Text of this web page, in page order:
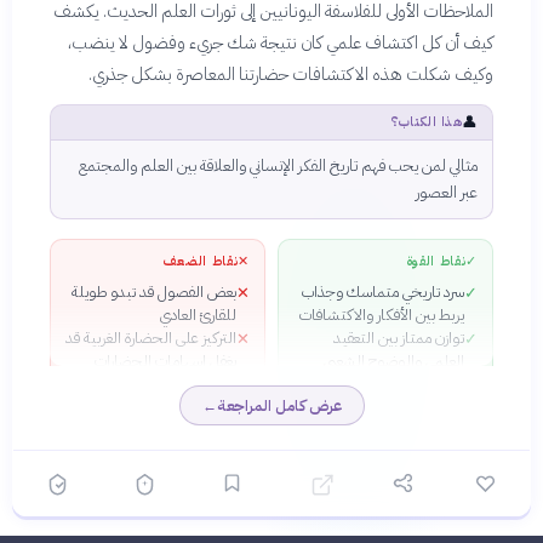
الملاحظات الأولى للفلاسفة اليونانيين إلى ثورات العلم الحديث. يكشف
كيف أن كل اكتشاف علمي كان نتيجة شك جريء وفضول لا ينضب،
وكيف شكلت هذه الاكتشافات حضارتنا المعاصرة بشكل جذري.
👤هذا الكتاب؟
مثالي لمن يحب فهم تاريخ الفكر الإنساني والعلاقة بين العلم والمجتمع
عبر العصور
✓نقاط القوة
✓سرد تاريخي متماسك وجذاب
يربط بين الأفكار والاكتشافات
✓توازن ممتاز بين التعقيد
العلمي والوضوح الشعبي
رؤية شاملة تشمل علوماً
متعددة من الفيزياء إلى الطب
الاجتماعي والثقافي الذي أحاط
بكل حقبة علمية
✕نقاط الضعف
✕بعض الفصول قد تبدو طويلة
للقارئ العادي
✕التركيز على الحضارة الغربية قد
يغفل إسهامات الحضارات
الأخرى
عرض كامل المراجعة←